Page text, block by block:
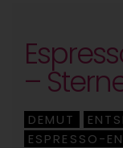
–
DEMUT
ESPRESSO-